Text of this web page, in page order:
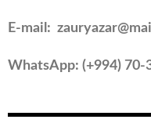
E-mail:
WhatsApp: (+994) 70-